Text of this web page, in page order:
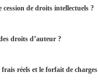
de droits intellectuels ?
droits d’auteur ?
réels et le forfait de charges